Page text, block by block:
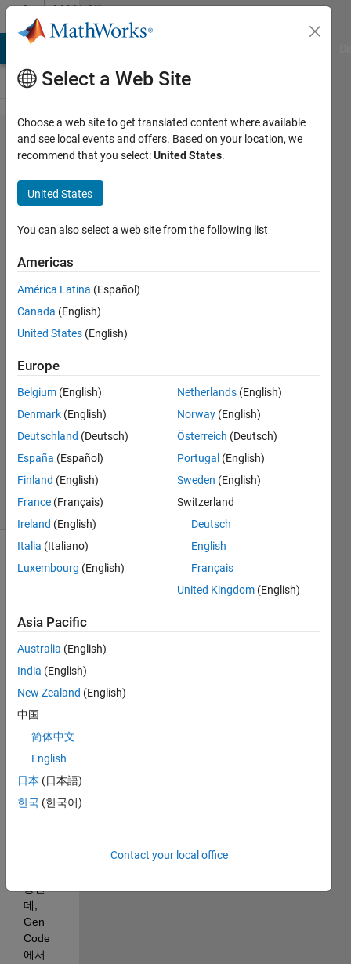
Skip to contentMATLAB
Answers
구현
함수이
름과
코드
젠 함
수가
다르게
빌드
됨.
용재
25 Aug
1 Answer
Updated
26 Aug
2025
7 Views
(30 days)
a 릴
리즈
버전
을 사
용하
다가
2024
b버전
으로
중인
데,
Gen
Code
에서
Select a Web Site
Choose a web site to get translated content where available
and see local events and offers. Based on your location, we
recommend that you select:United States.
United States
You can also select a web site from the following list
Americas
América Latina (Español)
Canada (English)
United States (English)
Europe
Belgium (English)
Denmark (English)
Deutschland (Deutsch)
España (Español)
Finland (English)
France (Français)
Ireland (English)
Italia (Italiano)
Luxembourg (English)
Netherlands (English)
Norway (English)
Österreich (Deutsch)
Portugal (English)
Sweden (English)
Switzerland
Deutsch
English
Français
United Kingdom (English)
Asia Pacific
Australia (English)
India (English)
New Zealand (English)
中国
简体中文
English
日本 (日本語)
한국 (한국어)
Contact your local office